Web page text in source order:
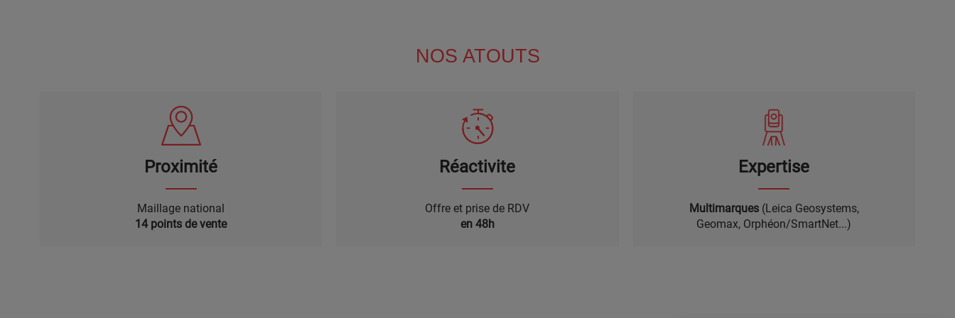
NOS ATOUTS
Proximité
Maillage national
14 points de vente
Réactivite
Offre et prise de RDV
en 48h
Expertise
Multimarques(Leica Geosystems,
Geomax, Orphéon/SmartNet...)